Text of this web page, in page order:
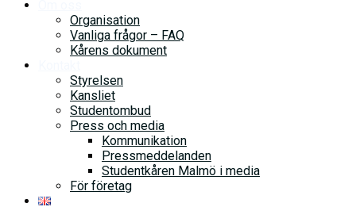
Organisation
Vanliga frågor – FAQ
Kårens dokument
Styrelsen
Kansliet
Studentombud
Press och media
Kommunikation
Pressmeddelanden
Studentkåren Malmö i media
För företag